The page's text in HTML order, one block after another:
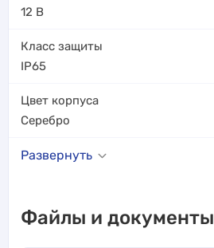
12 В
Класс защиты
IP65
Цвет корпуса
Серебро
Развернуть
Файлы и документы